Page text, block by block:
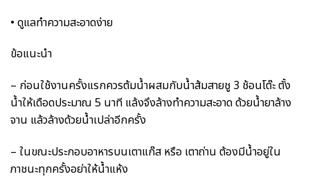
• ดูแลทำความสะอาดง่าย
ข้อแนะนำ
– ก่อนใช้งานครั้งแรกควรต้มน้ำผสมกับน้ำส้มสายชู 3 ช้อนโต๊ะ ตั้ง
น้ำให้เดือดประมาณ 5 นาที แล้งจึงล้างทำความสะอาด ด้วยน้ำยาล้าง
จาน แล้วล้างด้วยน้ำเปล่าอีกครั้ง
– ในขณะประกอบอาหารบนเตาแก๊ส หรือ เตาถ่าน ต้องมีน้ำอยู่ใน
ภาชนะทุกครั้งอย่าให้น้ำแห้ง